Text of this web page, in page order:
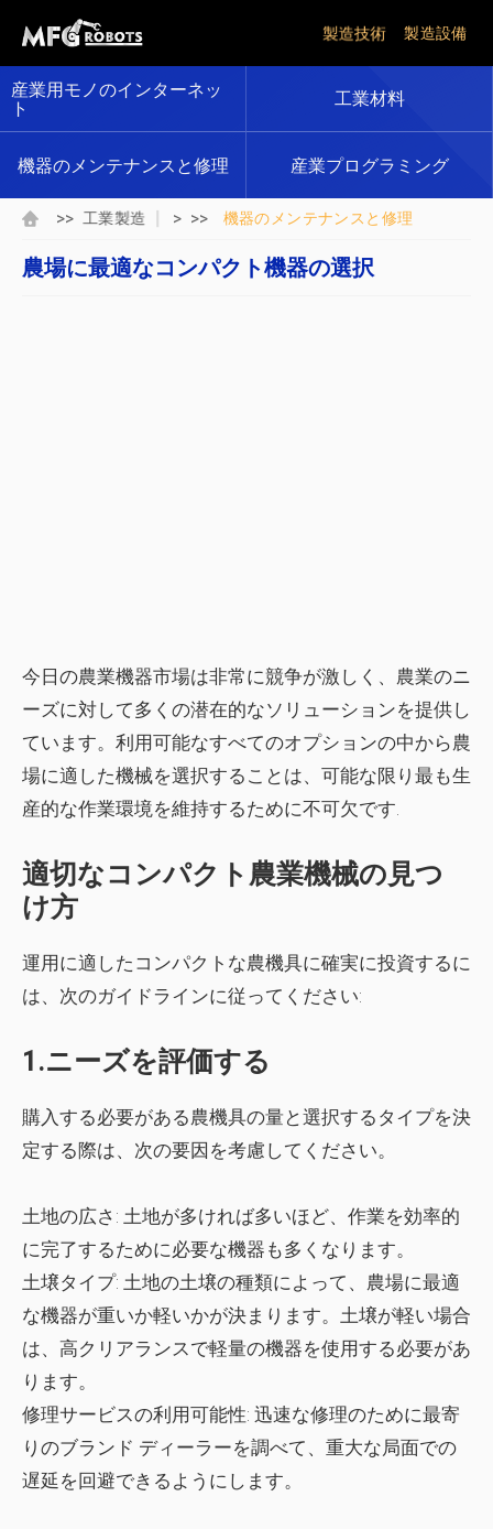
製造技術 製造設備
産業用モノのインターネッ
ト
工業材料
機器のメンテナンスと修理 産業プログラミング
>> 工業製造 > >> 機器のメンテナンスと修理
農場に最適なコンパクト機器の選択
今日の農業機器市場は非常に競争が激しく、農業のニ
ーズに対して多くの潜在的なソリューションを提供し
ています。利用可能なすべてのオプションの中から農
場に適した機械を選択することは、可能な限り最も生
産的な作業環境を維持するために不可欠です.
適切なコンパクト農業機械の見つ
け方
運用に適したコンパクトな農機具に確実に投資するに
は、次のガイドラインに従ってください:
1.ニーズを評価する
購入する必要がある農機具の量と選択するタイプを決
定する際は、次の要因を考慮してください。
土地の広さ: 土地が多ければ多いほど、作業を効率的
に完了するために必要な機器も多くなります。
土壌タイプ: 土地の土壌の種類によって、農場に最適
な機器が重いか軽いかが決まります。土壌が軽い場合
は、高クリアランスで軽量の機器を使用する必要があ
ります。
修理サービスの利用可能性: 迅速な修理のために最寄
りのブランド ディーラーを調べて、重大な局面での
遅延を回避できるようにします。